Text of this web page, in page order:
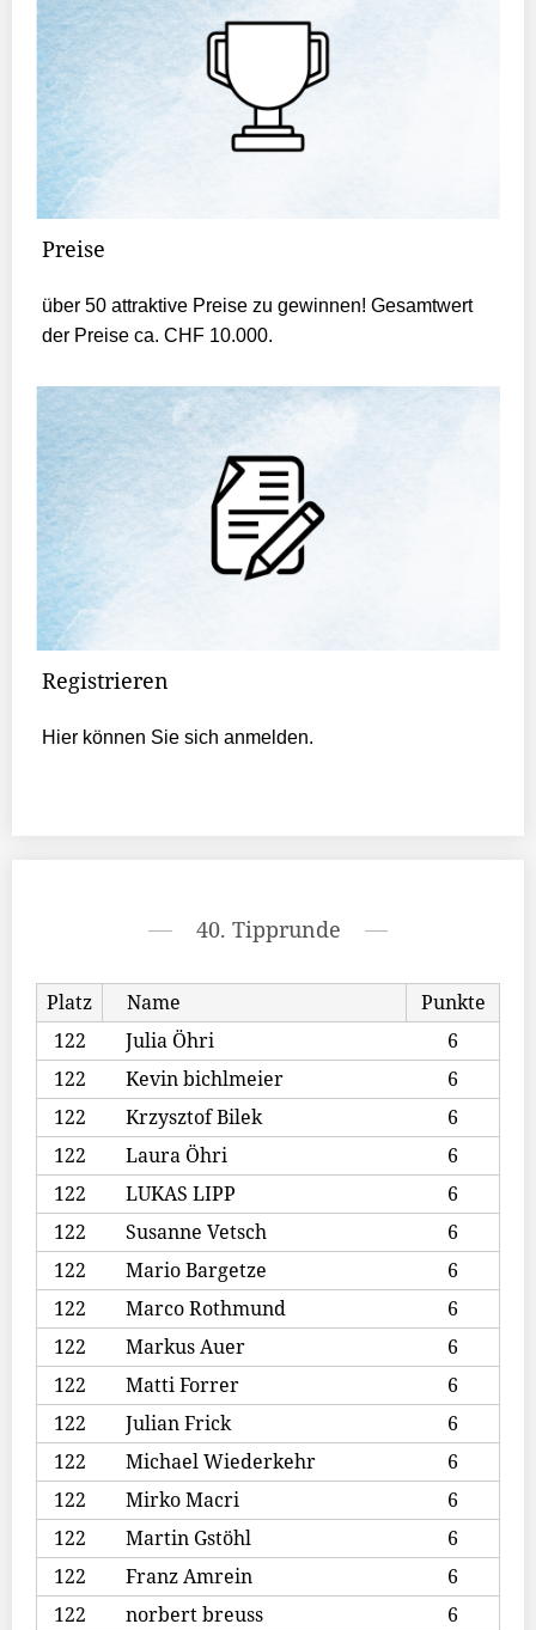
Preise
über 50 attraktive Preise zu gewinnen! Gesamtwert
der Preise ca. CHF 10.000.
Registrieren
Hier können Sie sich anmelden.
40. Tipprunde
Platz Name
Punkte
122
Julia Öhri
6
122
Kevin bichlmeier
6
122
Krzysztof Bilek
6
122
Laura Öhri
6
122
LUKAS LIPP
6
122
Susanne Vetsch
6
122
Mario Bargetze
6
122
Marco Rothmund
6
122
Markus Auer
6
122
Matti Forrer
6
122
Julian Frick
6
122
Michael Wiederkehr
6
122
Mirko Macri
6
122
Martin Gstöhl
6
122
Franz Amrein
6
122
norbert breuss
6